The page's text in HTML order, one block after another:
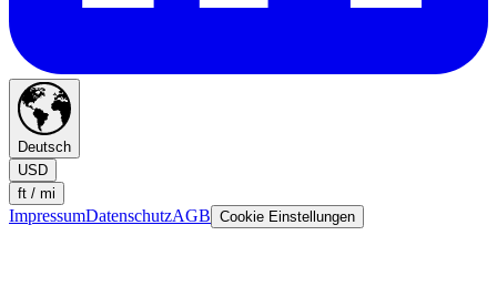
Deutsch
USD
ft / mi
ImpressumDatenschutzAGB Cookie Einstellungen